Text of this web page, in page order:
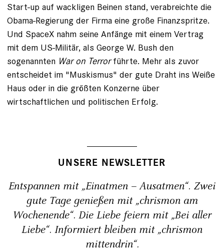
Start-up auf wackligen Beinen stand, verabreichte die
Obama-Regierung der Firma eine große Finanzspritze.
Und SpaceX nahm seine Anfänge mit einem Vertrag
mit dem US-Militär, als George W. Bush den
sogenannten War on Terrorführte. Mehr als zuvor
entscheidet im "Muskismus" der gute Draht ins Weiße
Haus oder in die größten Konzerne über
wirtschaftlichen und politischen Erfolg.
UNSERE NEWSLETTER
Entspannen mit „Einatmen – Ausatmen“. Zwei
gute Tage genießen mit „chrismon am
Wochenende“. Die Liebe feiern mit „Bei aller
Liebe“. Informiert bleiben mit „chrismon
mittendrin“.